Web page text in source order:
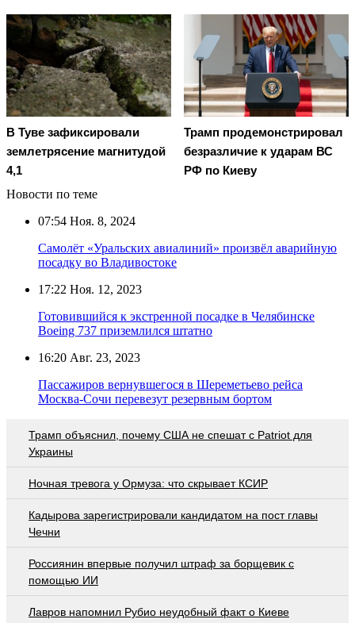
В Туве зафиксировали
землетрясение магнитудой
4,1
Трамп продемонстрировал
безразличие к ударам ВС
РФ по Киеву
Новости по теме
07:54 Ноя. 8, 2024
Самолёт «Уральских авиалиний» произвёл аварийную
посадку во Владивостоке
17:22 Ноя. 12, 2023
Готовившийся к экстренной посадке в Челябинске
Boeing 737 приземлился штатно
16:20 Авг. 23, 2023
Пассажиров вернувшегося в Шереметьево рейса
Москва-Сочи перевезут резервным бортом
Трамп объяснил, почему США не спешат с Patriot для
Украины
Ночная тревога у Ормуза: что скрывает КСИР
Кадырова зарегистрировали кандидатом на пост главы
Чечни
Россиянин впервые получил штраф за борщевик с
помощью ИИ
Лавров напомнил Рубио неудобный факт о Киеве